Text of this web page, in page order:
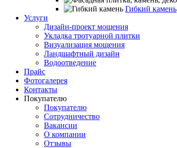
Гибкий камень
Услуги
Дизайн-проект мощения
Укладка тротуарной плитки
Визуализация мощения
Ландшафтный дизайн
Водоотведение
Прайс
Фотогалерея
Контакты
Покупателю
Покупателю
Сотрудничество
Вакансии
О компании
Отзывы